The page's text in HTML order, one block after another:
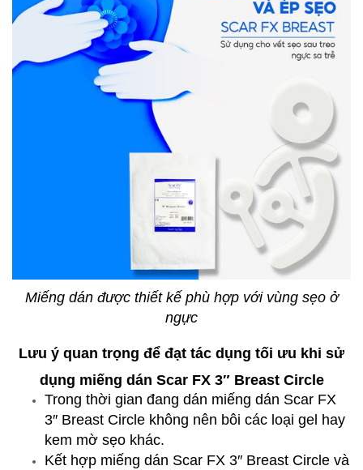
Miếng dán được thiết kế phù hợp với vùng sẹo ở
ngực
Lưu ý quan trọng để đạt tác dụng tối ưu khi sử
dụng miếng dán Scar FX 3″ Breast Circle
Trong thời gian đang dán miếng dán Scar FX
3″ Breast Circle không nên bôi các loại gel hay
kem mờ sẹo khác.
Kết hợp miếng dán Scar FX 3″ Breast Circle và